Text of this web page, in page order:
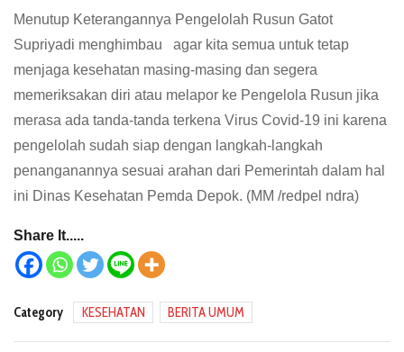
Menutup Keterangannya Pengelolah Rusun Gatot
Supriyadi menghimbau agar kita semua untuk tetap
menjaga kesehatan masing-masing dan segera
memeriksakan diri atau melapor ke Pengelola Rusun jika
merasa ada tanda-tanda terkena Virus Covid-19 ini karena
pengelolah sudah siap dengan langkah-langkah
penanganannya sesuai arahan dari Pemerintah dalam hal
ini Dinas Kesehatan Pemda Depok. (MM /redpel ndra)
Share It.....
Category KESEHATAN BERITA UMUM